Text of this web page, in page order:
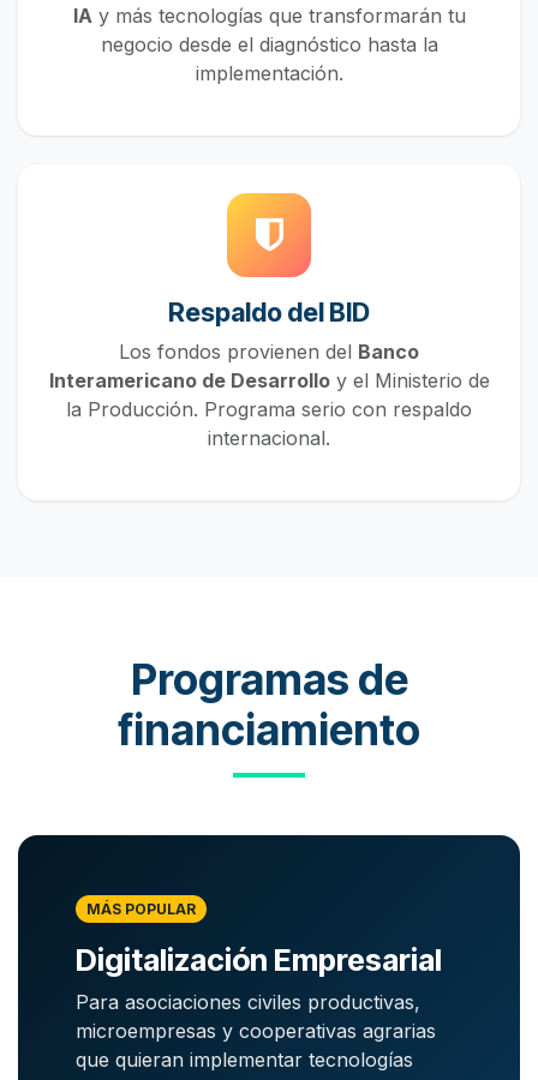
IA y más tecnologías que transformarán tu
negocio desde el diagnóstico hasta la
implementación.
Respaldo del BID
Los fondos provienen del Banco
Interamericano de Desarrolloy el Ministerio de
la Producción. Programa serio con respaldo
internacional.
Programas de
financiamiento
MÁS POPULAR
Digitalización Empresarial
Para asociaciones civiles productivas,
microempresas y cooperativas agrarias
que quieran implementar tecnologías